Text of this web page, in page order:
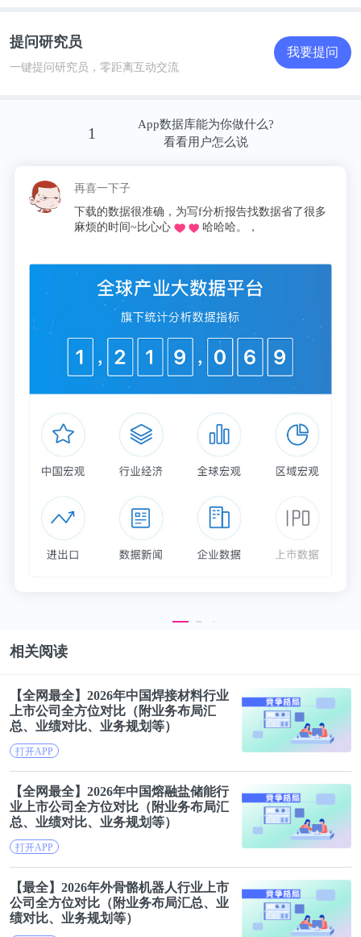
提问研究员
一键提问研究员，零距离互动交流
我要提问
1
App数据库能为你做什么?
看看用户怎么说
再喜一下子
下载的数据很准确，为写f分析报告找数据省了很多
麻烦的时间~比心心
哈哈哈。，
相关阅读
【全网最全】2026年中国焊接材料行业
上市公司 全方位对比 （附业务布局汇
总、业绩对比、 业务规划等）
打开APP
【全网最全】2026年中国熔融盐储能行
业 上市公司 全方位对比 （附业务布局汇
总、业绩对比、 业务规划等）
打开APP
【最全】2026年外骨骼机器人行业 上市
公司 全方位对比 （附业务布局汇总、业
绩对比、 业务规划等）